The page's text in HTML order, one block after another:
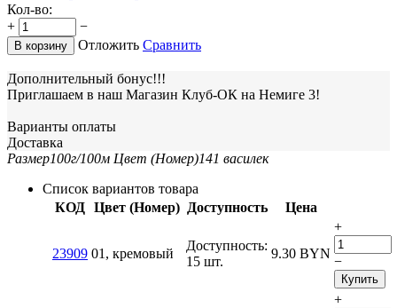
Кол-во:
+
−
В корзину Отложить Сравнить
Дополнительный бонус!!!
Приглашаем в наш Магазин Клуб-ОК на Немиге 3!
Варианты оплаты
Доставка
Размер100г/100м Цвет (Номер)141 василек
Список вариантов товара
КОД Цвет (Номер) Доступность Цена
23909 01, кремовый
Доступность:
15 шт.
9.30 BYN
+
−
Купить
+